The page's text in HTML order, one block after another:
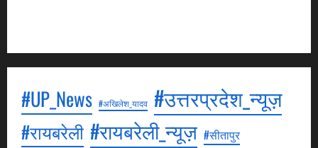
#UP_News #अखिलेश_यादव #उत्तरप्रदेश_न्यूज़
#रायबरेली #रायबरेली_न्यूज़ #सीतापुर